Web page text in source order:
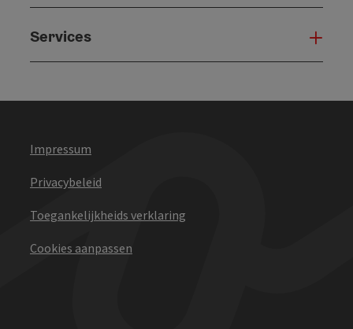
Services
Impressum
Privacybeleid
Toegankelijkheids verklaring
Cookies aanpassen